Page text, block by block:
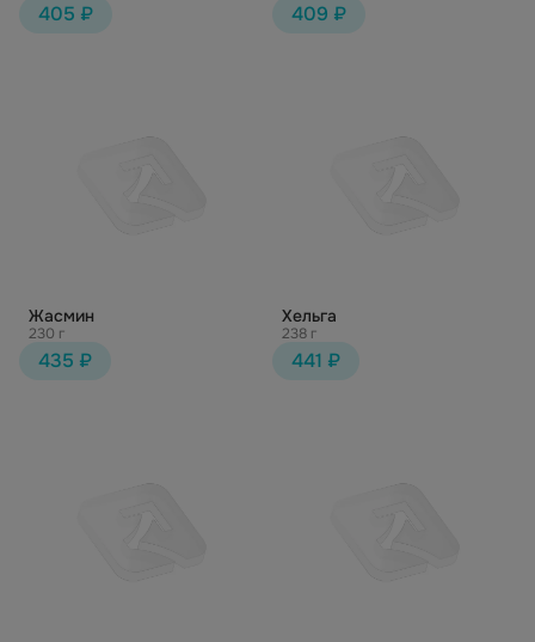
405 ₽ 409 ₽
Жасмин
230 г
435 ₽
Хельга
238 г
441 ₽